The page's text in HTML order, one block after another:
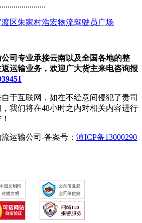
区朱家村浩宏物流驾驶员广场
司专业承接云南以及全国各地的整
运输业务，欢迎广大货主来电咨询报
于互联网，如在不经意间侵犯了贵司
我们将在48小时之内对相关内容进行
运输公司-备案号： 滇ICP备13000290